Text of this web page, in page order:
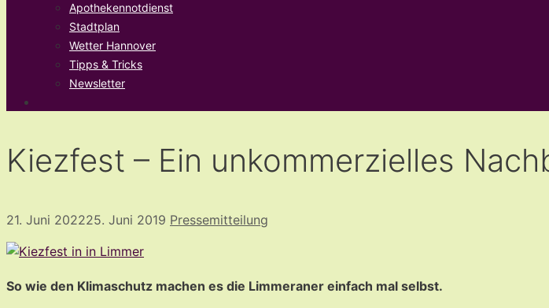
Apothekennotdienst
Stadtplan
Wetter Hannover
Tipps & Tricks
Newsletter
Kiezfest – Ein unkommerzielles
21. Juni 202225. Juni 2019 Pressemitteilung
So wie den Klimaschutz machen es die Limmeraner einfach mal selbst.